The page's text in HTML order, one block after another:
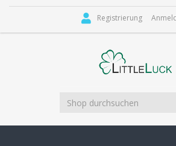
Registrierung